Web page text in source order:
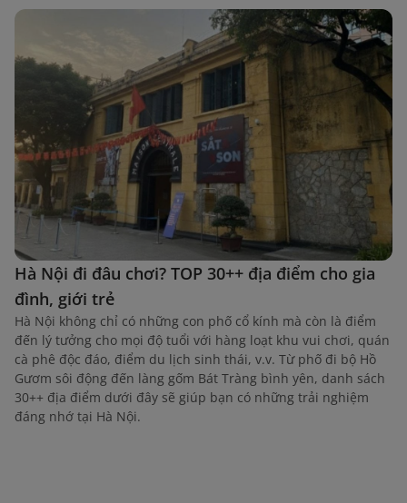
Hà Nội đi đâu chơi? TOP 30++ địa điểm cho gia
đình, giới trẻ
Hà Nội không chỉ có những con phố cổ kính mà còn là điểm
đến lý tưởng cho mọi độ tuổi với hàng loạt khu vui chơi, quán
cà phê độc đáo, điểm du lịch sinh thái, v.v. Từ phố đi bộ Hồ
Gươm sôi động đến làng gốm Bát Tràng bình yên, danh sách
30++ địa điểm dưới đây sẽ giúp bạn có những trải nghiệm
đáng nhớ tại Hà Nội.